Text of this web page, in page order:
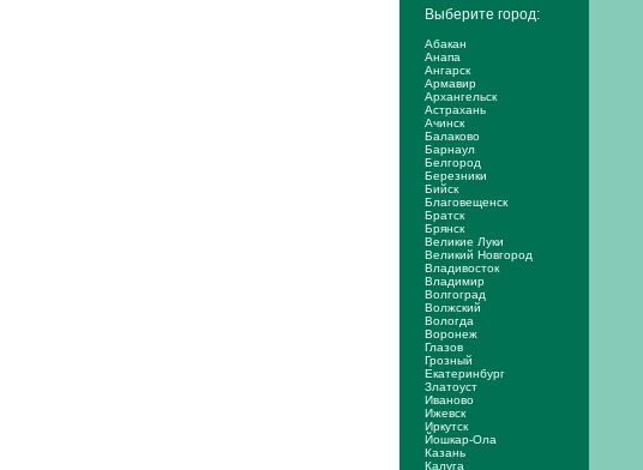
Выберите город:
Абакан
Анапа
Ангарск
Армавир
Архангельск
Астрахань
Ачинск
Балаково
Барнаул
Белгород
Березники
Бийск
Благовещенск
Братск
Брянск
Великие Луки
Великий Новгород
Владивосток
Владимир
Волгоград
Волжский
Вологда
Воронеж
Глазов
Грозный
Екатеринбург
Златоуст
Иваново
Ижевск
Иркутск
Йошкар-Ола
Казань
Калуга